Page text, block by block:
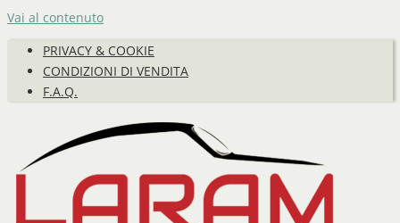
Vai al contenuto
PRIVACY & COOKIE
CONDIZIONI DI VENDITA
F.A.Q.